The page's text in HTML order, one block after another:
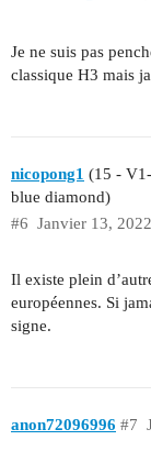
Je ne suis pas
classique H3 mais
nicopong1 (15 -
blue diamond)
Janvier 13,
#6
Il existe plein
européennes. Si
signe.
anon72096996 #7